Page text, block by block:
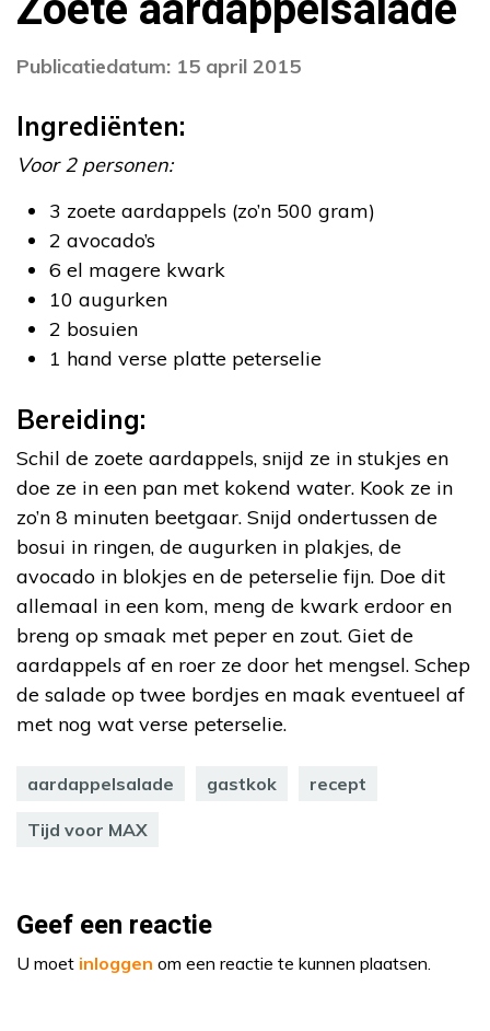
Publicatiedatum: 15 april 2015
Ingrediënten:
Voor 2 personen:
3 zoete aardappels (zo’n 500 gram)
2 avocado’s
6 el magere kwark
10 augurken
2 bosuien
1 hand verse platte peterselie
Bereiding:
Schil de zoete aardappels, snijd ze in stukjes en
doe ze in een pan met kokend water. Kook ze in
zo’n 8 minuten beetgaar. Snijd ondertussen de
bosui in ringen, de augurken in plakjes, de
avocado in blokjes en de peterselie fijn. Doe dit
allemaal in een kom, meng de kwark erdoor en
breng op smaak met peper en zout. Giet de
aardappels af en roer ze door het mengsel. Schep
de salade op twee bordjes en maak eventueel af
met nog wat verse peterselie.
aardappelsalade gastkok recept
Tijd voor MAX
Geef een reactie
U moet inloggen om een reactie te kunnen plaatsen.